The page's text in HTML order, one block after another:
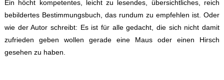
Ein höcht kompetentes, leicht zu lesendes, übersichtliches, reich
bebildertes Bestimmungsbuch, das rundum zu empfehlen ist. Oder
wie der Autor schreibt: Es ist für alle gedacht, die sich nicht damit
zufrieden geben wollen gerade eine Maus oder einen Hirsch
gesehen zu haben.